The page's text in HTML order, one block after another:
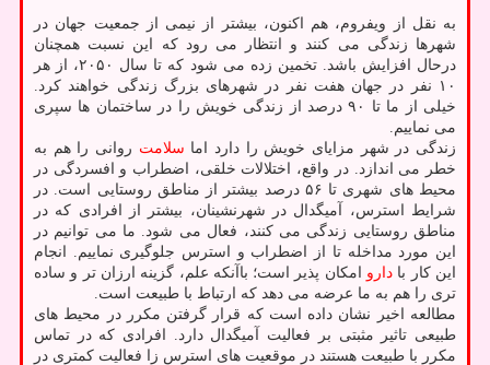
به نقل از ویفروم، هم اکنون، بیشتر از نیمی از جمعیت جهان در
شهرها زندگی می کنند و انتظار می رود که این نسبت همچنان
درحال افزایش باشد. تخمین زده می شود که تا سال ۲۰۵۰، از هر
۱۰ نفر در جهان هفت نفر در شهرهای بزرگ زندگی خواهند کرد.
خیلی از ما تا ۹۰ درصد از زندگی خویش را در ساختمان ها سپری
می نماییم.
زندگی در شهر مزایای خویش را دارد اما سلامت روانی را هم به
خطر می اندازد. در واقع، اختلالات خلقی، اضطراب و افسردگی در
محیط های شهری تا ۵۶ درصد بیشتر از مناطق روستایی است. در
شرایط استرس، آمیگدال در شهرنشینان، بیشتر از افرادی که در
مناطق روستایی زندگی می کنند، فعال می شود. ما می توانیم در
این مورد مداخله تا از اضطراب و استرس جلوگیری نماییم. انجام
این کار با دارو امکان پذیر است؛ باآنکه علم، گزینه ارزان تر و ساده
تری را هم به ما عرضه می دهد که ارتباط با طبیعت است.
مطالعه اخیر نشان داده است که قرار گرفتن مکرر در محیط های
طبیعی تاثیر مثبتی بر فعالیت آمیگدال دارد. افرادی که در تماس
مکرر با طبیعت هستند در موقعیت های استرس زا فعالیت کمتری در